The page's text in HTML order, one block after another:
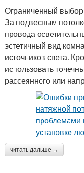
Ограниченный
За подвесным
провода
эстетичный вид
источников света.
использовать
рассеянного или
читать дальше →